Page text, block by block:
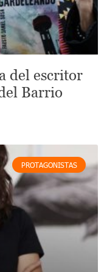
del escritor
Barrio
PROTAGONISTAS